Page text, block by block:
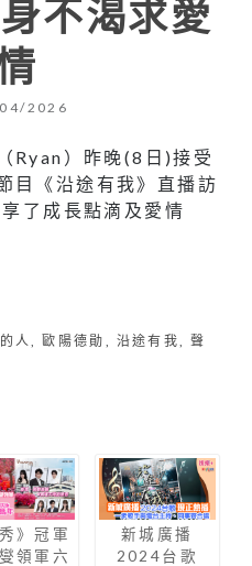
不渴求愛
2026
Ryan）昨晚(8日)接受
目《沿途有我》直播訪
了成長點滴及愛情
人, 歐陽德勛 , 沿途有我,聲
》冠軍
領軍六
新城廣播
2024台歌